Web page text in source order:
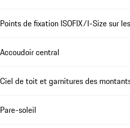
Points de fixation ISOFIX/I-Size sur
Accoudoir central
Ciel de toit et garnitures des
Pare-soleil